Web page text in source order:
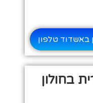
באשדוד טלפון
בחולון